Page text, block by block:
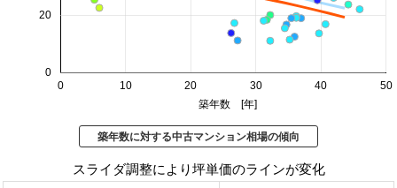
0 10 20 30 40 50
0
20
築年数 [年]
築年数に対する中古マンション相場の傾向
スライダ調整により坪単価のラインが変化